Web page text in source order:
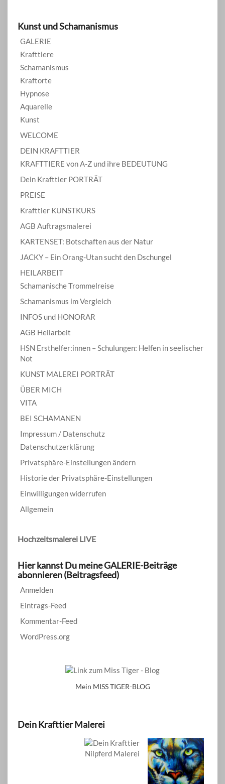
Kunst und Schamanismus
GALERIE
Krafttiere
Schamanismus
Kraftorte
Hypnose
Aquarelle
Kunst
WELCOME
DEIN KRAFTTIER
KRAFTTIERE von A-Z und ihre BEDEUTUNG
Dein Krafttier PORTRÄT
PREISE
Krafttier KUNSTKURS
AGB Auftragsmalerei
KARTENSET: Botschaften aus der Natur
JACKY – Ein Orang-Utan sucht den Dschungel
HEILARBEIT
Schamanische Trommelreise
Schamanismus im Vergleich
INFOS und HONORAR
AGB Heilarbeit
HSN Ersthelfer:innen – Schulungen: Helfen in seelischer
Not
KUNST MALEREI PORTRÄT
ÜBER MICH
VITA
BEI SCHAMANEN
Impressum / Datenschutz
Datenschutzerklärung
Privatsphäre-Einstellungen ändern
Historie der Privatsphäre-Einstellungen
Einwilligungen widerrufen
Allgemein
Hochzeitsmalerei LIVE
Hier kannst Du meine GALERIE-Beiträge
abonnieren (Beitragsfeed)
Anmelden
Eintrags-Feed
Kommentar-Feed
WordPress.org
Mein MISS TIGER-BLOG
Dein Krafttier Malerei